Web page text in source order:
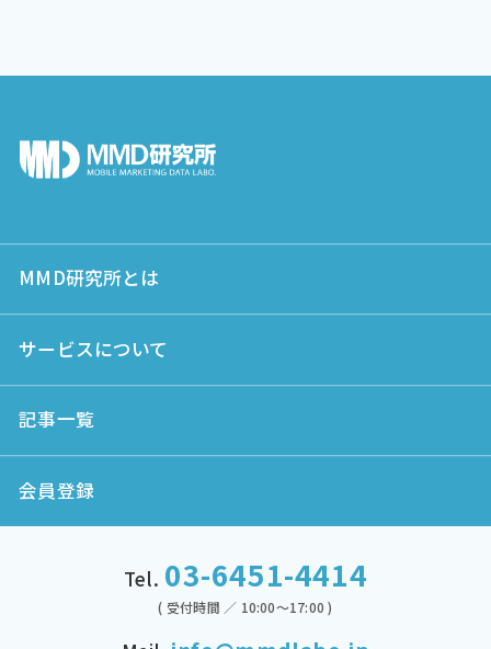
MMD研究所とは
サービスについて
記事一覧
会員登録
Tel. 03-6451-4414
( 受付時間 ／ 10:00～17:00 )